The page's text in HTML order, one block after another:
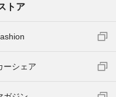
トア
ーシェア